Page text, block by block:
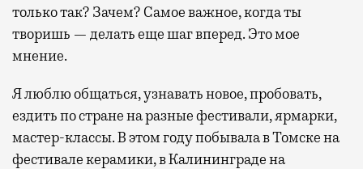
только так? Зачем? Самое важное, когда ты
творишь — делать еще шаг вперед. Это мое
мнение.
Я люблю общаться, узнавать новое, пробовать,
ездить по стране на разные фестивали, ярмарки,
мастер-классы. В этом году побывала в Томске на
фестивале керамики, в Калининграде на